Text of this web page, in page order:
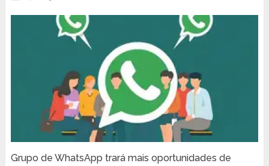
Grupo de WhatsApp trará mais oportunidades de